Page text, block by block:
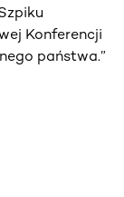
Konferencji
państwa.”